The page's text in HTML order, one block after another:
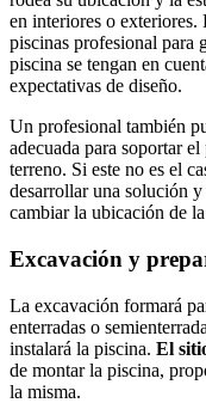
en interiores o exteriores.
piscinas profesional para
piscina se tengan en
expectativas de diseño.
Un profesional también
adecuada para soportar
terreno. Si este no es el
desarrollar una solución
cambiar la ubicación de
Excavación y
La excavación formará
enterradas o
instalará la piscina. El
de montar la piscina,
la misma.